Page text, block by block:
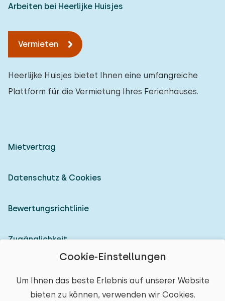
Cookie-Einstellungen
Um Ihnen das beste Erlebnis auf unserer Website
bieten zu können, verwenden wir Cookies.
Arbeiten bei Heerlijke Huisjes
Vermieten
Heerlijke Huisjes bietet Ihnen eine umfangreiche
Plattform für die Vermietung Ihres Ferienhauses.
Mietvertrag
Datenschutz & Cookies
Bewertungsrichtlinie
Zugänglichkeit